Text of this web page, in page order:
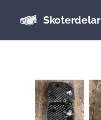
Skoterdelar